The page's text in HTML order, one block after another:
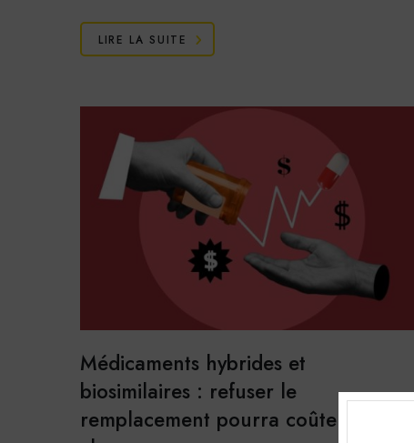
LIRE LA SUITE
Médicaments hybrides et
biosimilaires : refuser le
remplacement pourra coûter plus